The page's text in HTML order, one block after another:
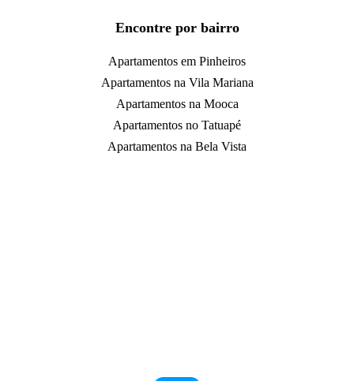
Encontre por bairro
Apartamentos em Pinheiros
Apartamentos na Vila Mariana
Apartamentos na Mooca
Apartamentos no Tatuapé
Apartamentos na Bela Vista